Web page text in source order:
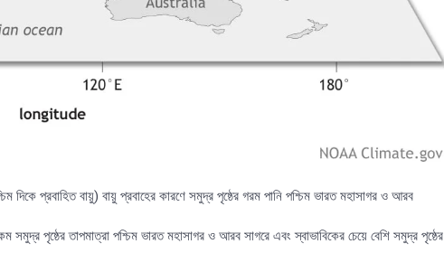
দিকে প্রবাহিত বায়ু) বায়ু প্রবাহের কারণে সমুদ্র পৃষ্ঠের গরম পানি পশ্চিম ভারত মহাসাগর ও আরব
পৃষ্ঠের তাপমাত্রা পশ্চিম ভারত মহাসাগর ও আরব সাগরে এবং স্বাভাবিকের চেয়ে বেশি সমুদ্র পৃষ্ঠের